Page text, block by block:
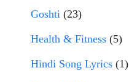
Goshti (23)
Health & Fitness (5)
Hindi Song Lyrics (1)